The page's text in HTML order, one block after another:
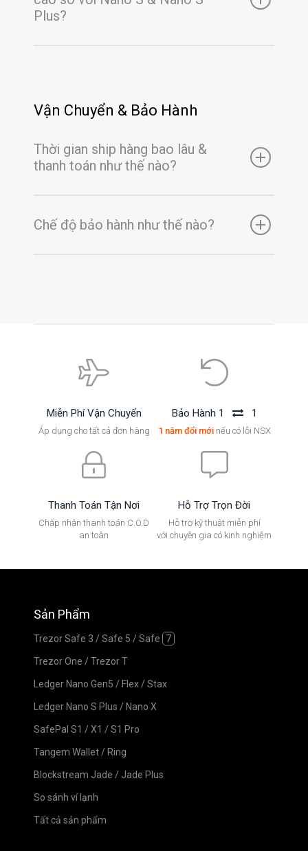
Plus?
Vận Chuyển & Bảo Hành
Thời gian ship hàng bao lâu &
thanh toán như thế nào?
Chế độ bảo hành như thế nào?
Miễn Phí Vận Chuyển
Áp dụng cho tất cả đơn hàng
Bảo Hành 1 1
1 năm đổi mớinếu có lỗi NSX
Thanh Toán Tận Nơi
Chấp nhận thanh toán C.O.D
an toàn
Hỗ Trợ Trọn Đời
Hỗ trợ kỹ thuật miễn phí
với chuyên gia có kinh nghiệm
Sản Phẩm
Trezor Safe 3 /Safe 5 /Safe 7
Trezor One /Trezor T
Ledger Nano Gen5 / Flex /Stax
Ledger Nano S Plus / Nano X
SafePal S1 /X1 /S1 Pro
Tangem Wallet / Ring
Blockstream Jade / Jade Plus
So sánh ví lạnh
Tất cả sản phẩm